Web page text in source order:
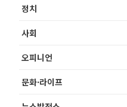
정치
사회
오피니언
문화·라이프